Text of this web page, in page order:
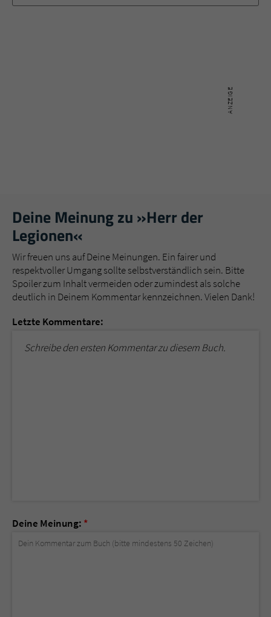
Deine Meinung zu »Herr der
Legionen«
Wir freuen uns auf Deine Meinungen. Ein fairer und
respektvoller Umgang sollte selbstverständlich sein. Bitte
Spoiler zum Inhalt vermeiden oder zumindest als solche
deutlich in Deinem Kommentar kennzeichnen. Vielen Dank!
Letzte Kommentare:
Schreibe den ersten Kommentar zu diesem Buch.
Deine Meinung: *